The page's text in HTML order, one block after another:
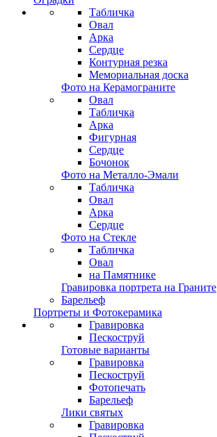
Табличка
Овал
Арка
Сердце
Контурная резка
Мемориальная доска
Фото на Керамограните
Овал
Табличка
Арка
Фигурная
Сердце
Бочонок
Фото на Металло-Эмали
Табличка
Овал
Арка
Сердце
Фото на Стекле
Табличка
Овал
на Памятнике
Гравировка портрета на Граните
Барельеф
Портреты и Фотокерамика
Гравировка
Пескоструй
Готовые варианты
Гравировка
Пескоструй
Фотопечать
Барельеф
Лики святых
Гравировка